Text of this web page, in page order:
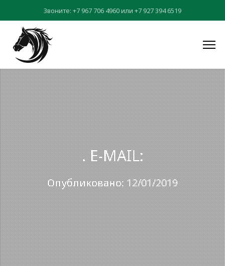
Звоните: +7 967 706 4960или +7 927 394 6519
. E-MAIL:
Опубликовано: 12/01/2019